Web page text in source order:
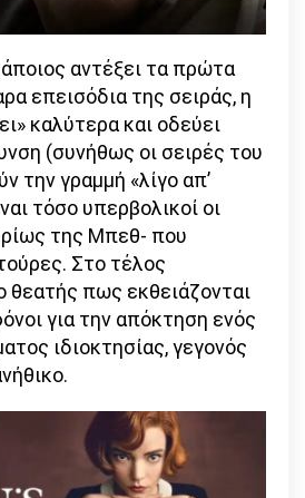
αντέξει τα πρώτα
επεισόδια της σειράς, η
καλύτερα και οδεύει
(συνήθως οι σειρές του
την γραμμή «λίγο απ’
τόσο υπερβολικοί οι
της Μπεθ- που
Στο τέλος
θεατής πως εκθειάζονται
για την απόκτηση ενός
ιδιοκτησίας, γεγονός